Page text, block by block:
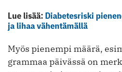
Lue lisää: Diabetesriski
ja lihaa vähentämällä
Myös pienempi määrä,
grammaa päivässä on